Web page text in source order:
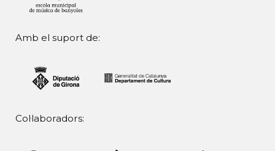
Amb el suport de:
Col·laboradors: